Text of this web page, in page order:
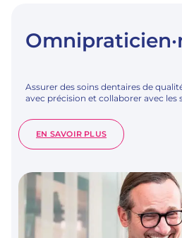
Assurer des soins dentaires de
avec précision et collaborer avec les
EN SAVOIR PLUS: